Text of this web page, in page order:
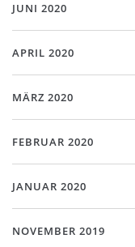
JUNI 2020
APRIL 2020
MÄRZ 2020
FEBRUAR 2020
JANUAR 2020
NOVEMBER 2019